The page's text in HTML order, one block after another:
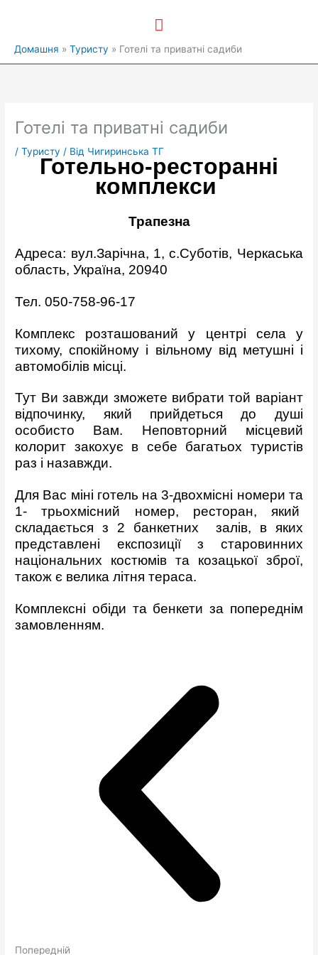
Головне
меню
Домашня Туристу Готелі та приватні садиби
Готелі та приватні садиби
/Туристу / Від Чигиринська ТГ
Готельно-ресторанні
комплекси
Трапезна
Адреса: вул.Зарічна, 1, с.Суботів, Черкаська
область, Україна, 20940
Тел. 050-758-96-17
Комплекс розташований у центрі села у
тихому, спокійному і вільному від метушні і
автомобілів місці.
Тут Ви завжди зможете вибрати той варіант
відпочинку, який прийдеться до душі
особисто Вам. Неповторний місцевий
колорит закохує в себе багатьох туристів
раз і назавжди.
Для Вас міні готель на 3-двохмісні номери та
1- трьохмісний номер, ресторан, який
складається з 2 банкетних залів, в яких
представлені експозиції з старовинних
національних костюмів та козацької зброї,
також є велика літня тераса.
Комплексні обіди та бенкети за попереднім
замовленням.
Попередній